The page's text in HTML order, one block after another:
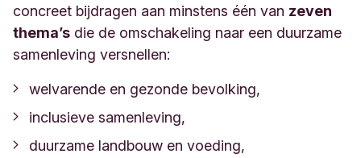
concreet bijdragen aan minstens één van zeven
thema’s die de omschakeling naar een duurzame
samenleving versnellen:
welvarende en gezonde bevolking,
inclusieve samenleving,
duurzame landbouw en voeding,